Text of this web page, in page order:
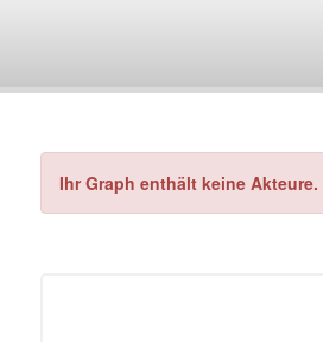
Ihr Graph enthält keine Akteure.